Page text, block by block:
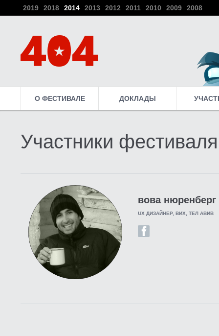
2019 2018 2014 2013 2012 2011 2010 2009 2008
О ФЕСТИВАЛЕ ДОКЛАДЫ
Участники фестиваля
вова нюренберг
UX ДИЗАЙНЕР, ВИХ, ТЕЛ АВИВ